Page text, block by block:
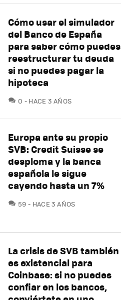
Cómo usar el simulador
del Banco de España
para saber cómo puedes
reestructurar tu deuda
si no puedes pagar la
hipoteca
0 COMENTARIOS
HACE 3 AÑOS
Europa ante su propio
SVB: Credit Suisse se
desploma y la banca
española le sigue
cayendo hasta un 7%
59 COMENTARIOS
HACE 3 AÑOS
La crisis de SVB también
es existencial para
Coinbase: si no puedes
confiar en los bancos,